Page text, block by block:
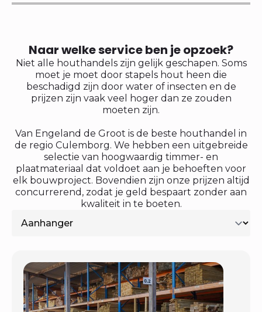
Naar welke service ben je opzoek?
Niet alle houthandels zijn gelijk geschapen. Soms
moet je moet door stapels hout heen die
beschadigd zijn door water of insecten en de
prijzen zijn vaak veel hoger dan ze zouden
moeten zijn.
Van Engeland de Groot is de beste houthandel in
de regio Culemborg. We hebben een uitgebreide
selectie van hoogwaardig timmer- en
plaatmateriaal dat voldoet aan je behoeften voor
elk bouwproject. Bovendien zijn onze prijzen altijd
concurrerend, zodat je geld bespaart zonder aan
kwaliteit in te boeten.